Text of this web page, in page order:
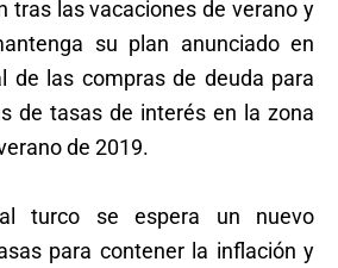
tras las vacaciones de verano y
su plan anunciado en
de las compras de deuda para
de tasas de interés en la zona
de 2019.
turco se espera un nuevo
para contener la inflación y